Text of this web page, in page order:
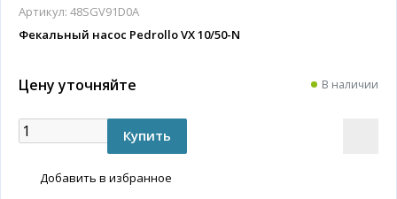
Артикул: 48SGV91D0A
Фекальный насос Pedrollo VX 10/50-N
Цену уточняйте В наличии
Добавить в избранное